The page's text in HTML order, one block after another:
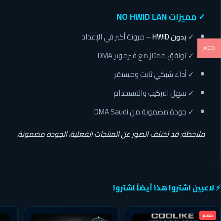
✓ مميزات NO HWID LAN
✓بدون HWID
– مرونة أكبر في الإعداد
✓ توافق ممتاز مع فيرموير DMA
✓ أداء شبكي ثابت ومستقر
✓ سهل التركيب والاستخدام
✓ جودة مضمونة من DMA Saudi
ملاحظة: قد تختلف الصور عن المنتجات الفعلية، الجودة مضمونة.
⚡ لاعبين اشتروا هذا أيضاً اشتروا
خصم
AED